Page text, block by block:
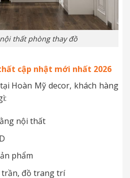
thất phòng thay đồ
cập nhật mới nhất 2026
Hoàn Mỹ decor, khách hàng
nội thất
phẩm
trần, đồ trang trí